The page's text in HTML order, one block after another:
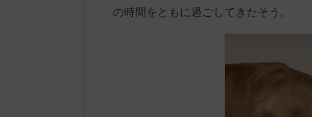
の時間をともに過ごしてきたそう。